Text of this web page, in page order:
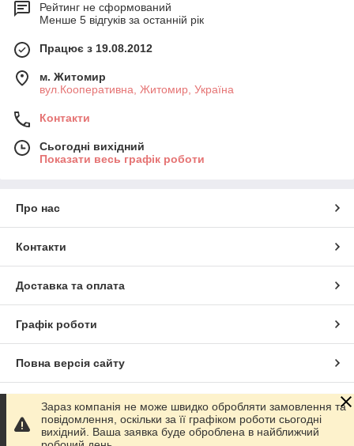
Рейтинг не сформований
Менше 5 відгуків за останній рік
Працює з 19.08.2012
м. Житомир
вул.Кооперативна, Житомир, Україна
Контакти
Сьогодні вихідний
Показати весь графік роботи
Про нас
Контакти
Доставка та оплата
Графік роботи
Повна версія сайту
Сайт створено на маркетплейсіProm.ua
Політика конфіденційності
Зараз компанія не може швидко обробляти замовлення та
повідомлення, оскільки за її графіком роботи сьогодні
вихідний. Ваша заявка буде оброблена в найближчий